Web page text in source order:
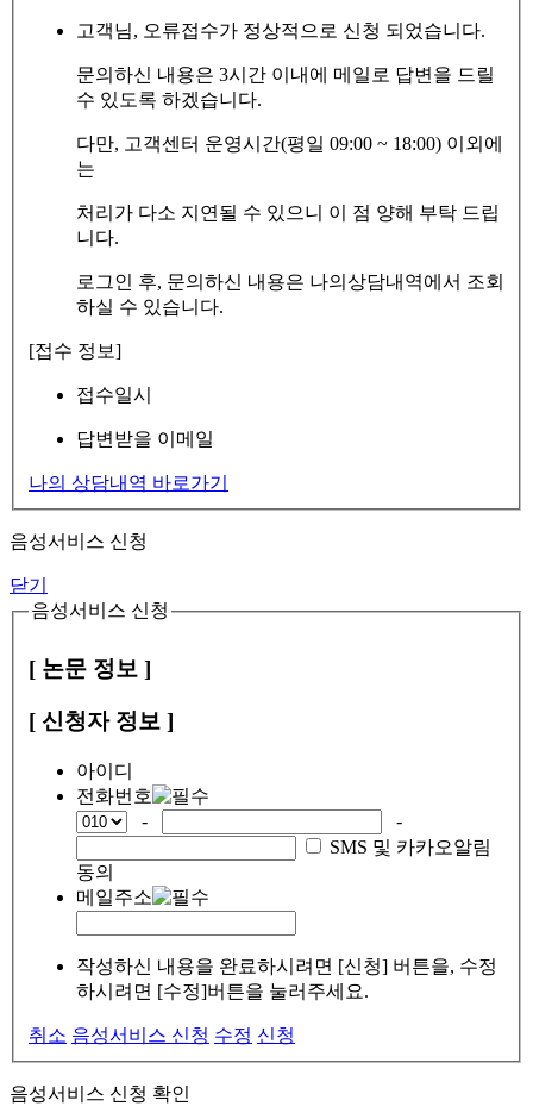
고객님, 오류접수가 정상적으로 신청 되었습니다.
문의하신 내용은 3시간 이내에 메일로 답변을 드릴
수 있도록 하겠습니다.
다만, 고객센터 운영시간(평일 09:00 ~ 18:00) 이외에
는
처리가 다소 지연될 수 있으니 이 점 양해 부탁 드립
니다.
로그인 후, 문의하신 내용은 나의상담내역에서 조회
하실 수 있습니다.
[접수 정보]
접수일시
답변받을 이메일
나의 상담내역 바로가기
음성서비스 신청
닫기
음성서비스 신청
[ 논문 정보 ]
[ 신청자 정보 ]
아이디
전화번호
-
-
SMS 및 카카오알림
동의
메일주소
작성하신 내용을 완료하시려면 [신청] 버튼을, 수정
하시려면 [수정]버튼을 눌러주세요.
취소 음성서비스 신청 수정 신청
음성서비스 신청 확인